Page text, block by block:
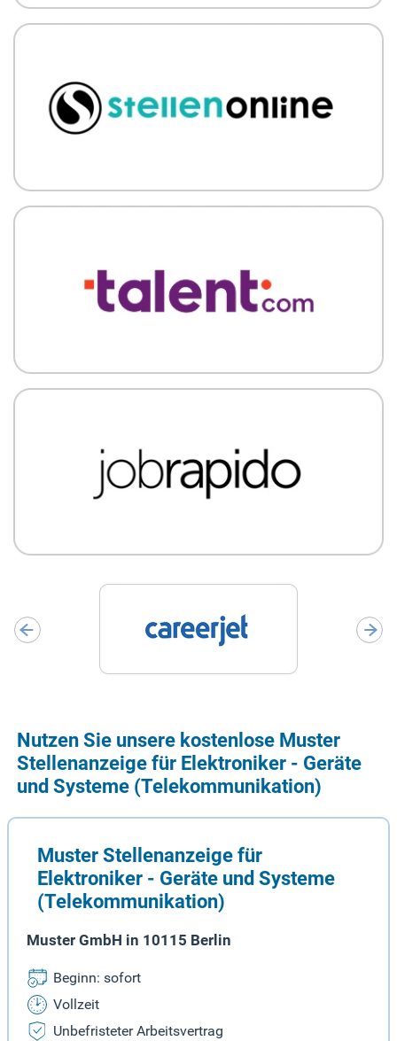
Nutzen Sie unsere kostenlose Muster
Stellenanzeige für Elektroniker - Geräte
und Systeme (Telekommunikation)
Muster Stellenanzeige für
Elektroniker - Geräte und Systeme
(Telekommunikation)
Muster GmbH in 10115 Berlin
Beginn: sofort
Vollzeit
Unbefristeter Arbeitsvertrag